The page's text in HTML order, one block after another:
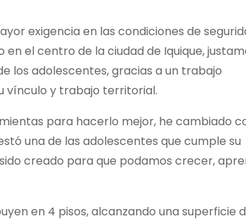
exigencia en las condiciones de
el centro de la ciudad de Iquique,
los adolescentes, gracias a un trabajo
vínculo y trabajo territorial.
para hacerlo mejor, he cambiado
una de las adolescentes que cumple su
creado para que podamos crecer,
en 4 pisos, alcanzando una superficie